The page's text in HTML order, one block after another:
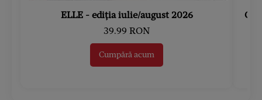
ELLE - ediția iulie/august 2026
39.99 RON
Cumpără acum